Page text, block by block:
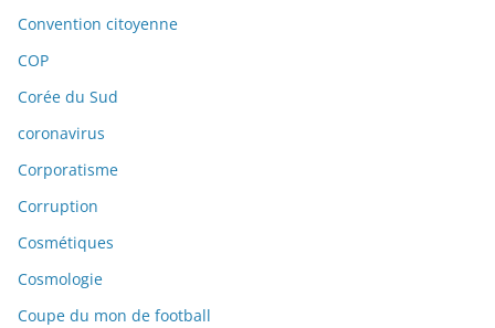
Convention citoyenne
COP
Corée du Sud
coronavirus
Corporatisme
Corruption
Cosmétiques
Cosmologie
Coupe du mon de football